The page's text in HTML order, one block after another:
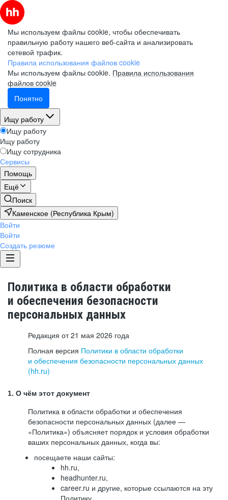
Мы используем файлы cookie, чтобы обеспечивать
правильную работу нашего веб-сайта и анализировать
сетевой трафик.
Правила использования файлов cookie
Мы используем файлы cookie. Правила использования
файлов cookie
Понятно
Ищу работу
Ищу работу
Ищу работу
Ищу сотрудника
Сервисы
Помощь
Ещё
Поиск
Каменское (Республика Крым)
Войти
Войти
Создать резюме
Политика в области обработки
и обеспечения безопасности
персональных данных
Редакция от 21 мая 2026 года
Полная версия Политики в области обработки
и обеспечения безопасности персональных данных
(hh.ru)
1. О чём этот документ
Политика в области обработки и обеспечения
безопасности персональных данных (далее —
«Политика») объясняет порядок и условия обработки
ваших персональных данных, когда вы:
посещаете наши сайты:
hh.ru,
headhunter.ru,
career.ru и другие, которые ссылаются на эту
Политику,